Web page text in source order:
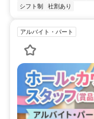
シフト制
社割あり
アルバイト・パート